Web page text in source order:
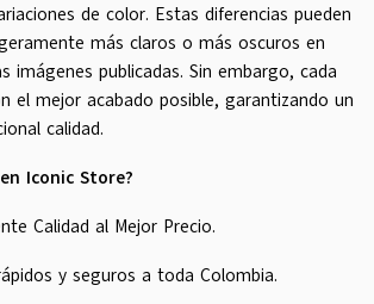
de color. Estas diferencias pueden
más claros o más oscuros en
imágenes publicadas. Sin embargo, cada
el mejor acabado posible, garantizando un
calidad.
Iconic Store?
Calidad al Mejor Precio.
y seguros a toda Colombia.